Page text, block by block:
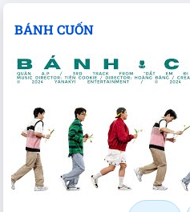
BÁNH CUỐN